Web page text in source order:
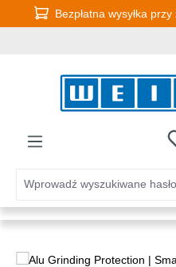
Przejdź do głównej zawartości
Bezpłatna wysyłka
Pomiń galerię zdjęć